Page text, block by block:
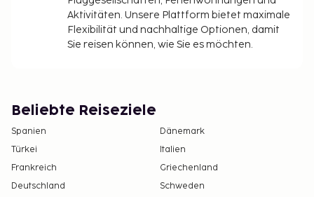
Aktivitäten. Unsere Plattform bietet maximale
Flexibilität und nachhaltige Optionen, damit
Sie reisen können, wie Sie es möchten.
Beliebte Reiseziele
Spanien
Dänemark
Türkei
Italien
Frankreich
Griechenland
Deutschland
Schweden